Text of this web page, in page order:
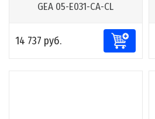
GEA 05-E031-CA-CL
14 737 руб.